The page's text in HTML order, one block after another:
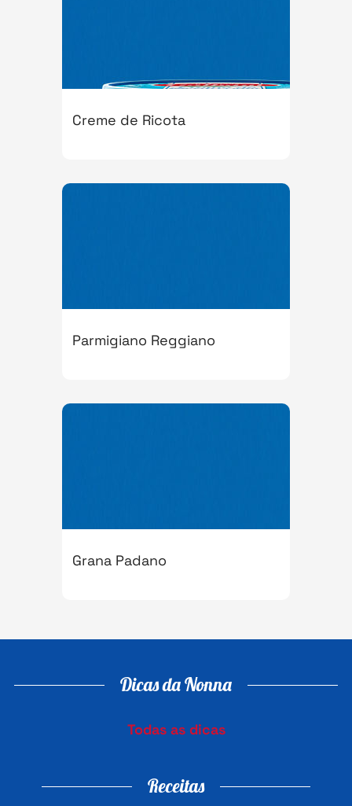
Creme de Ricota
Parmigiano Reggiano
Grana Padano
Dicas da Nonna
Todas as dicas
Receitas